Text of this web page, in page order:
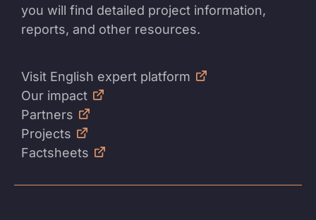
you will find detailed project information,
reports, and other resources.
Visit English expert platform
Our impact
Partners
Projects
Factsheets